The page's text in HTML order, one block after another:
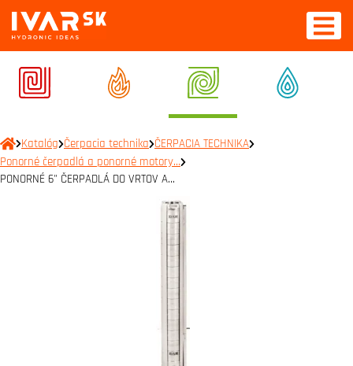
Katalóg Čerpacia technika ČERPACIA TECHNIKA
Ponorné čerpadlá a ponorné motory…
PONORNÉ 6" ČERPADLÁ DO VRTOV A…